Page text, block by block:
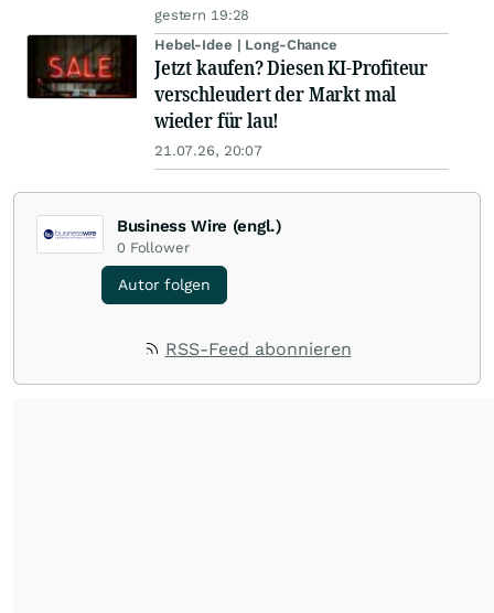
gestern 19:28
Hebel-Idee | Long-Chance
Jetzt kaufen? Diesen KI-Profiteur
verschleudert der Markt mal
wieder für lau!
21.07.26, 20:07
Business Wire (engl.)
0 Follower
Autor folgen
RSS-Feed abonnieren